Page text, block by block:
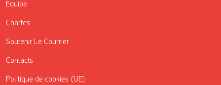
Équipe
Chartes
Soutenir Le Courrier
Contacts
Politique de cookies (UE)